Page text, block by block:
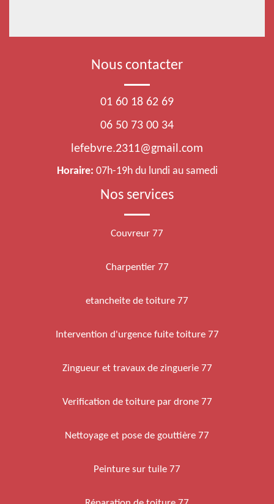
Nous contacter
01 60 18 62 69
06 50 73 00 34
lefebvre.2311@gmail.com
Horaire: 07h-19h du lundi au samedi
Nos services
Couvreur 77
Charpentier 77
etancheite de toiture 77
Intervention d'urgence fuite toiture 77
Zingueur et travaux de zinguerie 77
Verification de toiture par drone 77
Nettoyage et pose de gouttière 77
Peinture sur tuile 77